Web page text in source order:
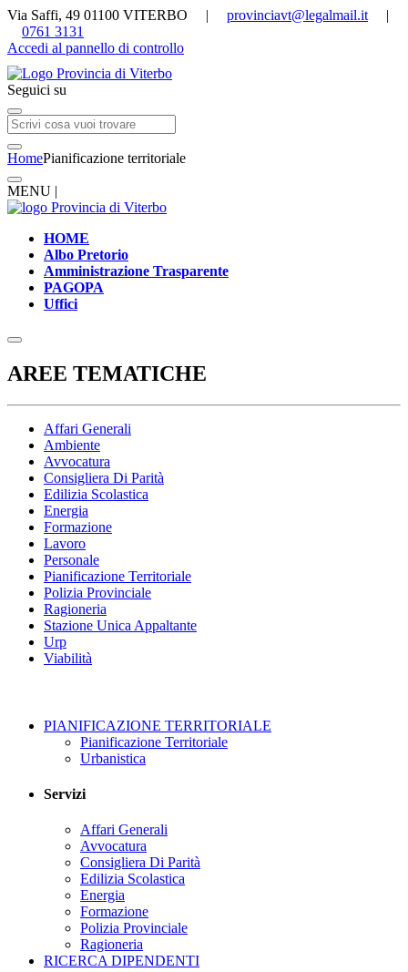
Via Saffi, 49 01100 VITERBO | provinciavt@legalmail.it |
0761 3131
Accedi al pannello di controllo
Seguici su
HomePianificazione territoriale
MENU |
HOME
Albo Pretorio
Amministrazione Trasparente
PAGOPA
Uffici
AREE TEMATICHE
Affari Generali
Ambiente
Avvocatura
Consigliera Di Parità
Edilizia Scolastica
Energia
Formazione
Lavoro
Personale
Pianificazione Territoriale
Polizia Provinciale
Ragioneria
Stazione Unica Appaltante
Urp
Viabilità
PIANIFICAZIONE TERRITORIALE
Pianificazione Territoriale
Urbanistica
Servizi
Affari Generali
Avvocatura
Consigliera Di Parità
Edilizia Scolastica
Energia
Formazione
Polizia Provinciale
Ragioneria
RICERCA DIPENDENTI